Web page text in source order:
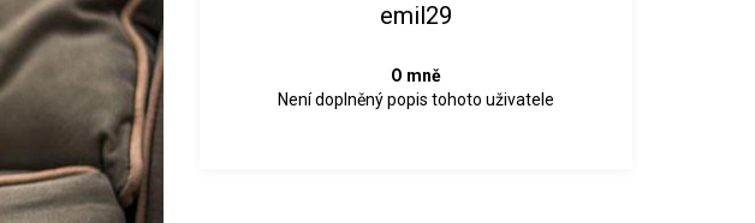
emil29
O mně
Není doplněný popis tohoto uživatele